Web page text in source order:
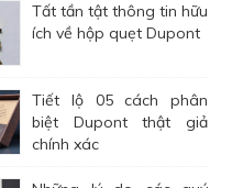
Tất tần tật thông tin hữu
ích về hộp quẹt Dupont
Tiết lộ 05 cách phân
biệt Dupont thật giả
chính xác